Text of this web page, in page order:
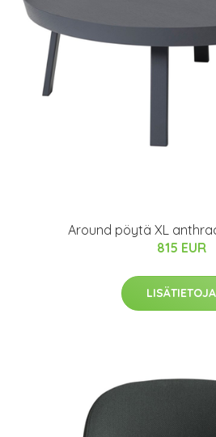
Around pöytä XL
815 EUR
LISÄTIETOJA